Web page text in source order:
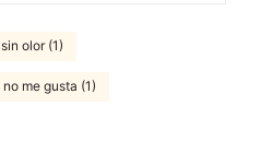
sin olor (1)
no me gusta (1)